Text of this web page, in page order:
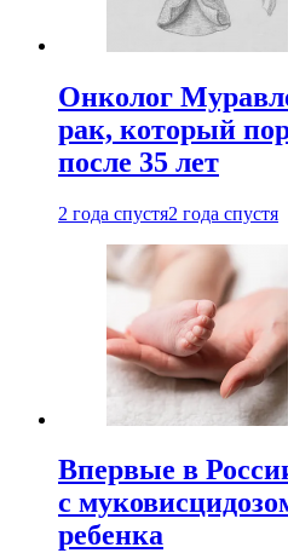
Онколог
рак, который
после 35 лет
2 года спустя2 года спустя
Впервые в
с
ребенка